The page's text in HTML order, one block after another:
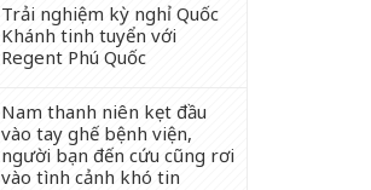
Trải nghiệm kỳ nghỉ Quốc
Khánh tinh tuyển với
Regent Phú Quốc
Nam thanh niên kẹt đầu
vào tay ghế bệnh viện,
người bạn đến cứu cũng rơi
vào tình cảnh khó tin